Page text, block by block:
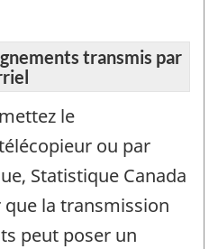
transmis par
le
ou par
Statistique Canada
la transmission
peut poser un